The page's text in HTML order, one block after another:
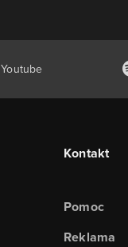
Youtube
Kontakt
Pomoc
Reklama